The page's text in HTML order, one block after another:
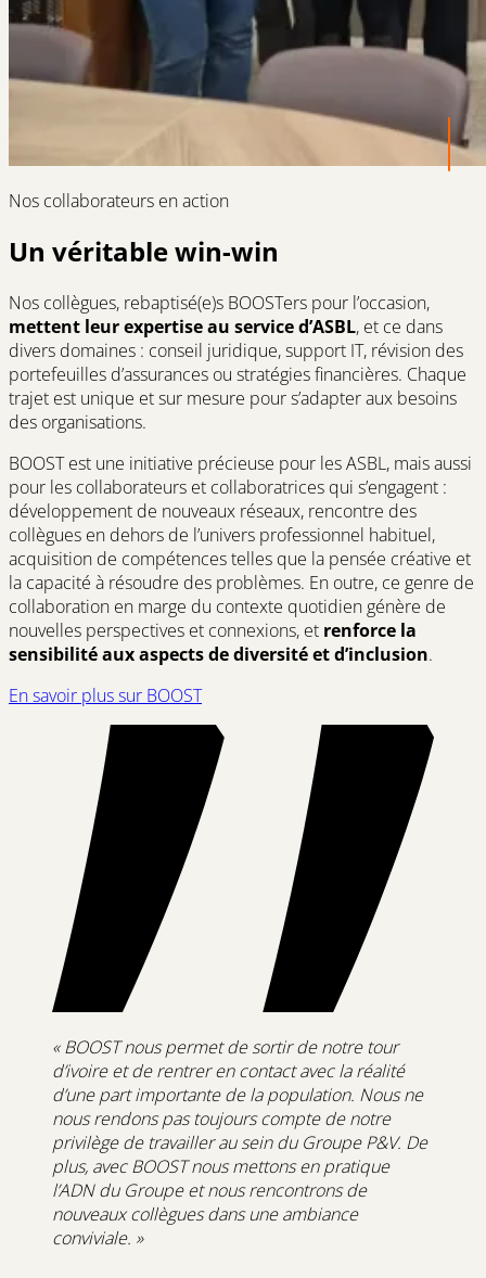
Nos collaborateurs en action
Un véritable win-win
Nos collègues, rebaptisé(e)s BOOSTers pour l’occasion,
mettent leur expertise au service d’ASBL, et ce dans
divers domaines : conseil juridique, support IT, révision des
portefeuilles d’assurances ou stratégies financières. Chaque
trajet est unique et sur mesure pour s’adapter aux besoins
des organisations.
BOOST est une initiative précieuse pour les ASBL, mais aussi
pour les collaborateurs et collaboratrices qui s’engagent :
développement de nouveaux réseaux, rencontre des
collègues en dehors de l’univers professionnel habituel,
acquisition de compétences telles que la pensée créative et
la capacité à résoudre des problèmes. En outre, ce genre de
collaboration en marge du contexte quotidien génère de
nouvelles perspectives et connexions, et renforce la
sensibilité aux aspects de diversité et d’inclusion.
En savoir plus sur BOOST(opens
in
new
window)
« BOOST nous permet de sortir de notre tour
d’ivoire et de rentrer en contact avec la réalité
d’une part importante de la population. Nous ne
nous rendons pas toujours compte de notre
privilège de travailler au sein du Groupe P&V. De
plus, avec BOOST nous mettons en pratique
l’ADN du Groupe et nous rencontrons de
nouveaux collègues dans une ambiance
conviviale. »